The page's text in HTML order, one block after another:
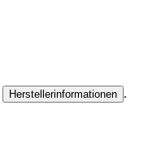
Herstellerinformationen .